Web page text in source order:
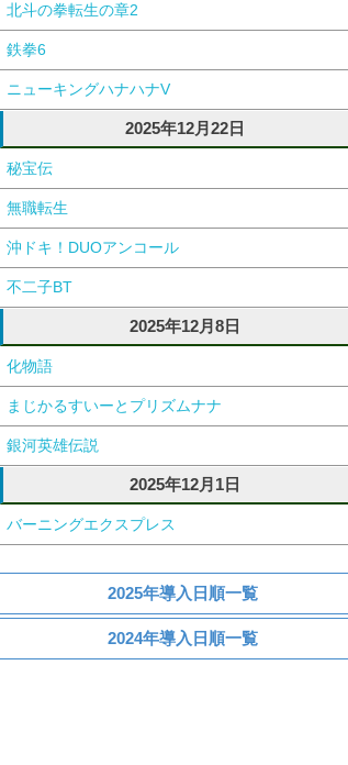
北斗の拳転生の章2
鉄拳6
ニューキングハナハナV
2025年12月22日
秘宝伝
無職転生
沖ドキ！DUOアンコール
不二子BT
2025年12月8日
化物語
まじかるすいーとプリズムナナ
銀河英雄伝説
2025年12月1日
バーニングエクスプレス
2025年導入日順一覧
2024年導入日順一覧